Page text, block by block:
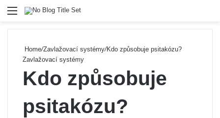
Menu
Home/Zavlažovací systémy/Kdo způsobuje psitakózu?
Zavlažovací systémy
Kdo způsobuje
psitakózu?